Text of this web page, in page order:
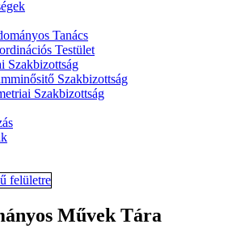
Tanács
Testület
Szakbizottság
Szakbizottság
Szakbizottság
Művek Tára